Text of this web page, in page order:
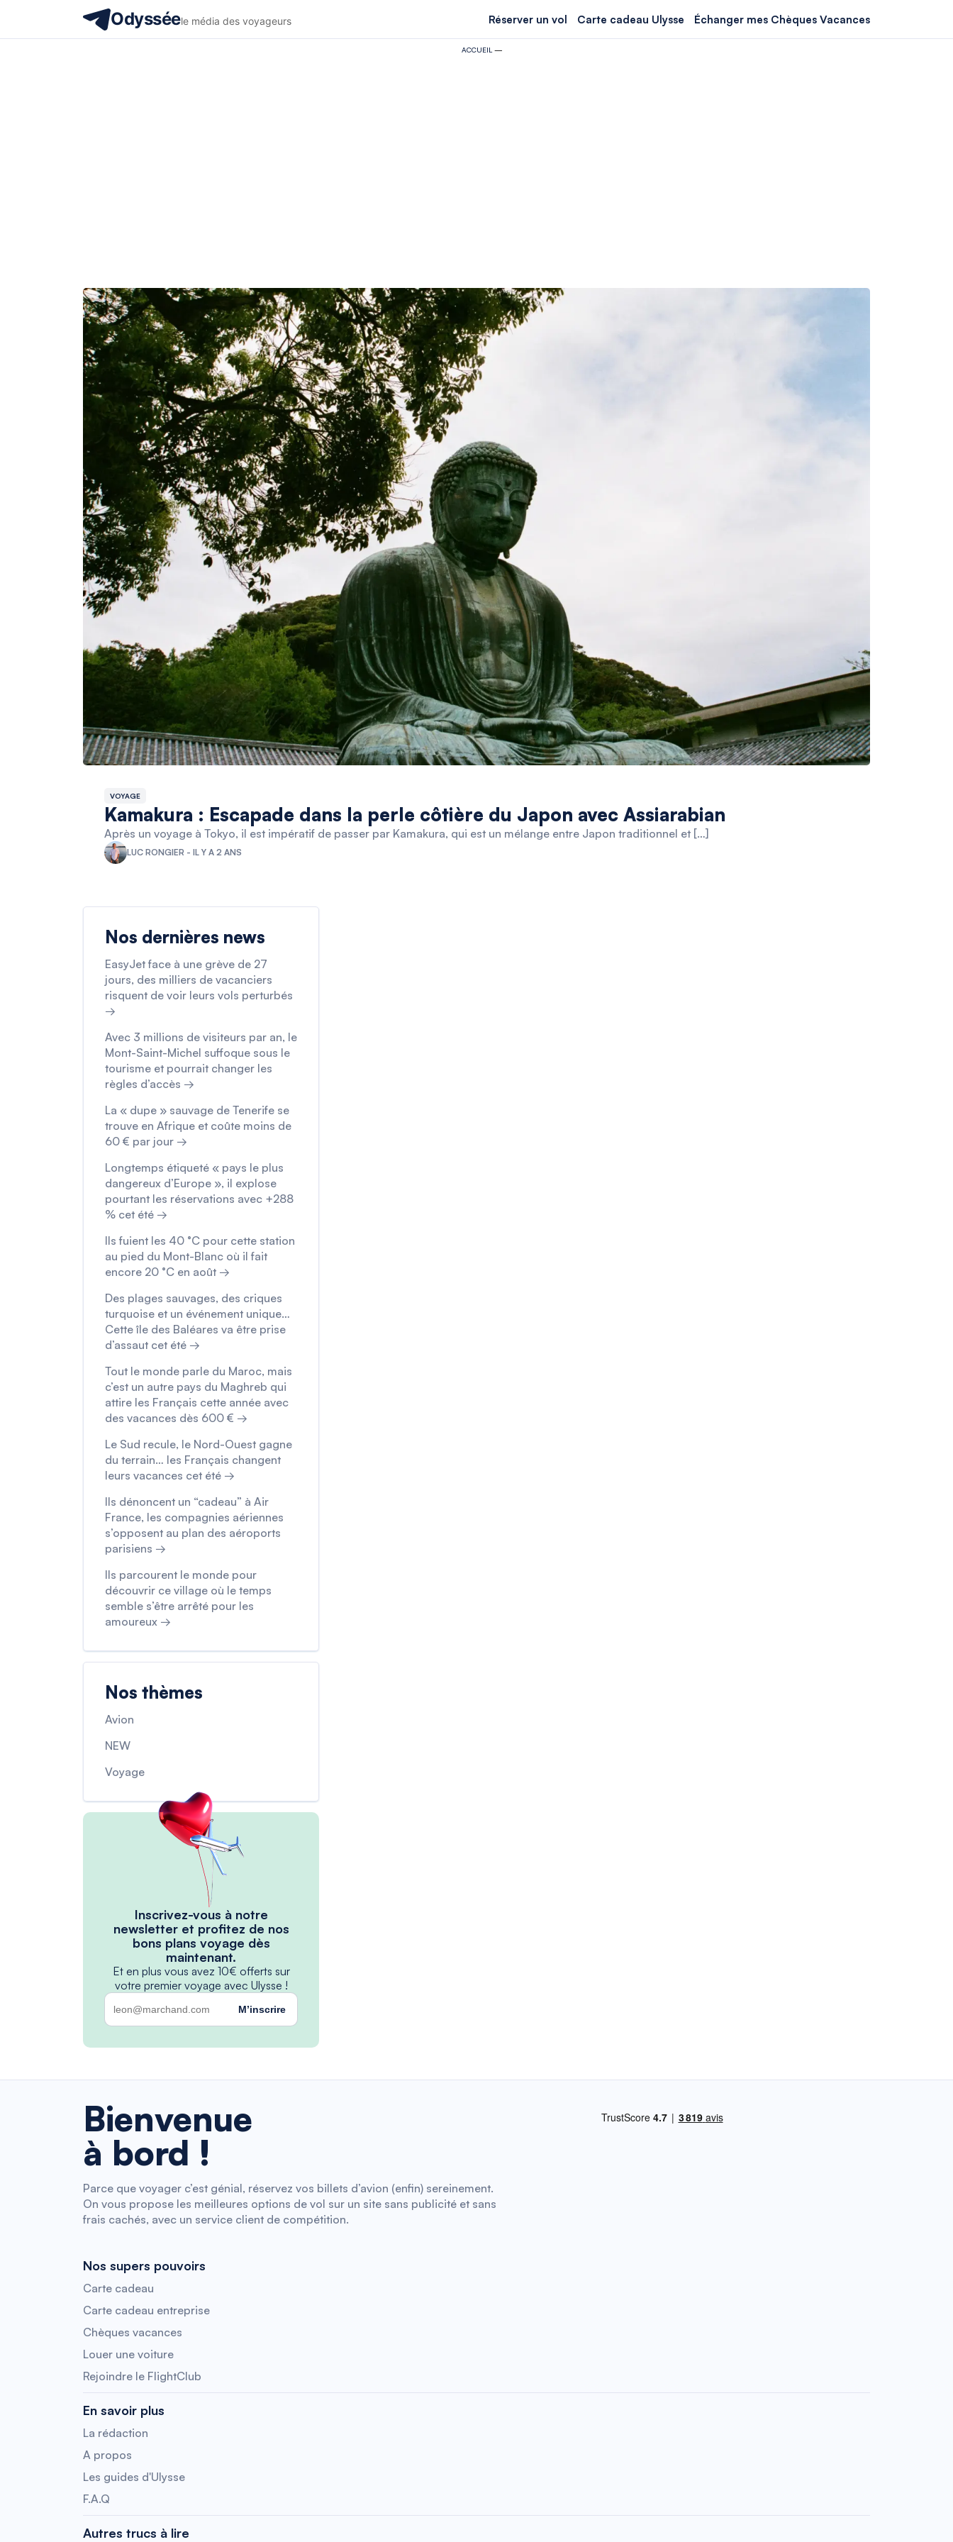
Odysséele média des voyageurs Réserver un vol Carte cadeau Ulysse Échanger mes Chèques Vacances
ACCUEIL —
VOYAGE
Kamakura : Escapade dans la perle côtière du Japon avec Assiarabian
Après un voyage à Tokyo, il est impératif de passer par Kamakura, qui est un mélange entre Japon traditionnel et […]
LUC RONGIER - IL Y A 2 ANS
Nos dernières news
EasyJet face à une grève de 27
jours, des milliers de vacanciers
risquent de voir leurs vols perturbés
→
Avec 3 millions de visiteurs par an, le
Mont-Saint-Michel suffoque sous le
tourisme et pourrait changer les
règles d’accès →
La « dupe » sauvage de Tenerife se
trouve en Afrique et coûte moins de
60 € par jour →
Longtemps étiqueté « pays le plus
dangereux d’Europe », il explose
pourtant les réservations avec +288
% cet été →
Ils fuient les 40 °C pour cette station
au pied du Mont-Blanc où il fait
encore 20 °C en août →
Des plages sauvages, des criques
turquoise et un événement unique…
Cette île des Baléares va être prise
d’assaut cet été →
Tout le monde parle du Maroc, mais
c’est un autre pays du Maghreb qui
attire les Français cette année avec
des vacances dès 600 € →
Le Sud recule, le Nord-Ouest gagne
du terrain… les Français changent
leurs vacances cet été →
Ils dénoncent un “cadeau” à Air
France, les compagnies aériennes
s’opposent au plan des aéroports
parisiens →
Ils parcourent le monde pour
découvrir ce village où le temps
semble s’être arrêté pour les
amoureux →
Nos thèmes
Avion
NEW
Voyage
Inscrivez-vous à notre
newsletter et profitez de nos
bons plans voyage dès
maintenant.
Et en plus vous avez 10€ offerts sur
votre premier voyage avec Ulysse !
M’inscrire
Bienvenue
à bord !
Parce que voyager c’est génial, réservez vos billets d’avion (enfin) sereinement.
On vous propose les meilleures options de vol sur un site sans publicité et sans
frais cachés, avec un service client de compétition.
Nos supers pouvoirs
Carte cadeau
Carte cadeau entreprise
Chèques vacances
Louer une voiture
Rejoindre le FlightClub
En savoir plus
La rédaction
A propos
Les guides d'Ulysse
F.A.Q
Autres trucs à lire